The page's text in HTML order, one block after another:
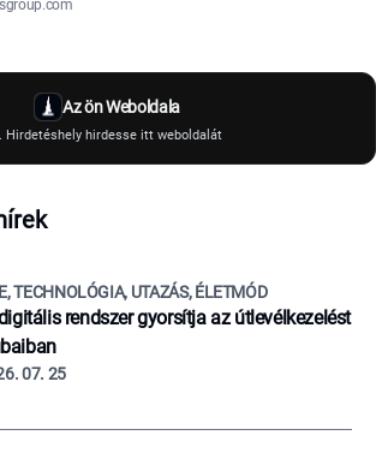
Az ön Weboldala
Hirdetéshely hirdesse itt weboldalát
TECHNOLÓGIA, UTAZÁS, ÉLETMÓD
rendszer gyorsítja az útlevélkezelést
07. 25